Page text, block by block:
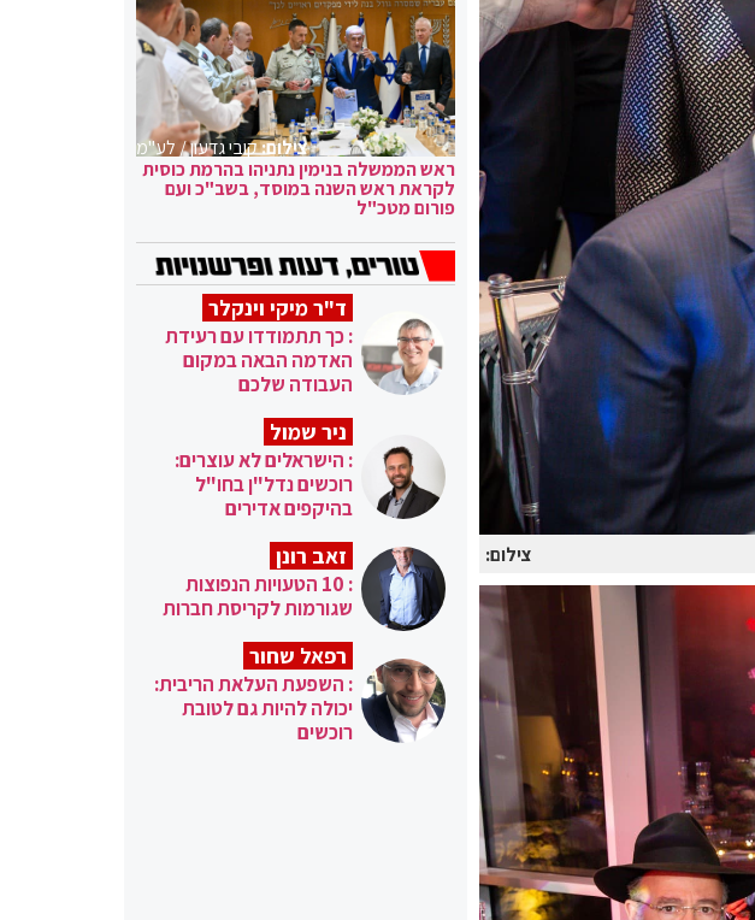
צילום:
צילום:קובי גדעון / לע"מ
ראש הממשלה בנימין נתניהו בהרמת כוסית
לקראת ראש השנה במוסד, בשב"כ ועם
פורום מטכ"ל
ד"ר מיקי וינקלר
: כך תתמודדו עם רעידת
האדמה הבאה במקום
העבודה שלכם
ניר שמול
: הישראלים לא עוצרים:
רוכשים נדל"ן בחו"ל
בהיקפים אדירים
זאב רונן
: 10 הטעויות הנפוצות
שגורמות לקריסת חברות
רפאל שחור
: השפעת העלאת הריבית:
יכולה להיות גם לטובת
רוכשים